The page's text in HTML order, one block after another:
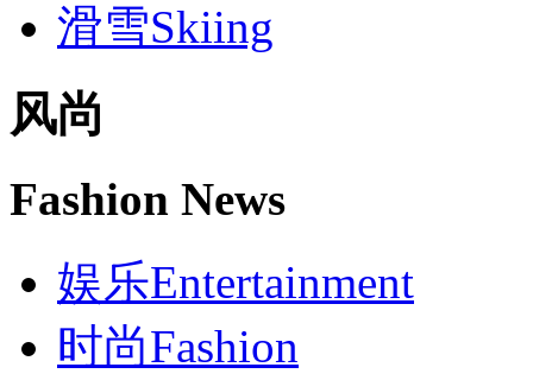
滑雪Skiing
风尚
Fashion News
娱乐Entertainment
时尚Fashion